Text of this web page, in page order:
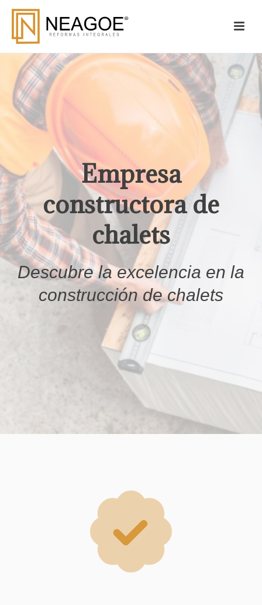
Empresa
constructora de
chalets
Descubre la excelencia en la
construcción de chalets